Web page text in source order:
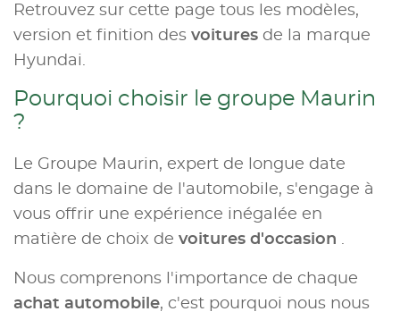
Retrouvez sur cette page tous les modèles,
version et finition des voitures de la marque
Hyundai.
Pourquoi choisir le groupe Maurin
?
Le Groupe Maurin, expert de longue date
dans le domaine de l'automobile, s'engage à
vous offrir une expérience inégalée en
matière de choix de voitures d'occasion .
Nous comprenons l'importance de chaque
achat automobile, c'est pourquoi nous nous